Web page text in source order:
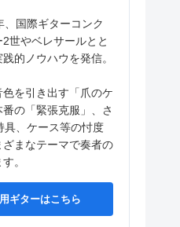
国際ギターコンク
世やベレサールとと
的ノウハウを発信。
を引き出す「爪のケ
の「緊張克服」、さ
具、ケース等の忖度
まなテーマで奏者の
。
ギターはこちら